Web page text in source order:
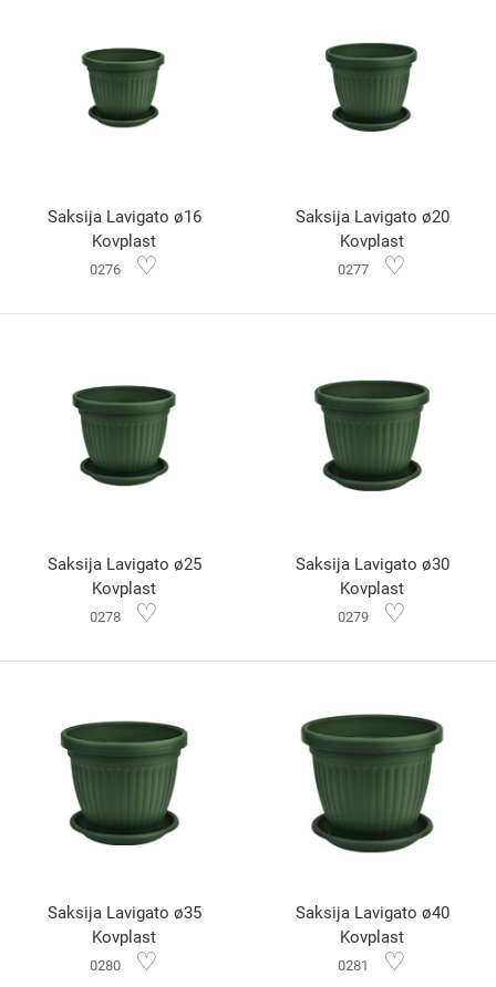
Saksija Lavigato ø16
Kovplast
0276 ♡
Saksija Lavigato ø20
Kovplast
0277 ♡
Saksija Lavigato ø25
Kovplast
0278 ♡
Saksija Lavigato ø30
Kovplast
0279 ♡
Saksija Lavigato ø35
Kovplast
0280 ♡
Saksija Lavigato ø40
Kovplast
0281 ♡